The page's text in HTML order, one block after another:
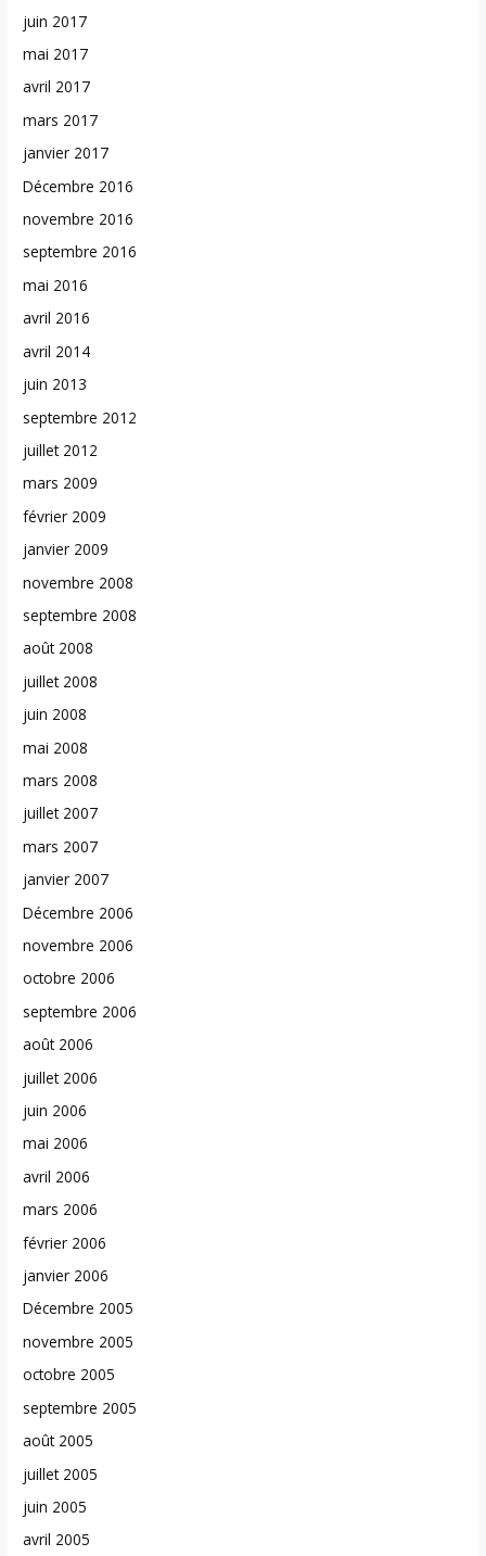
juin 2017
mai 2017
avril 2017
mars 2017
janvier 2017
Décembre 2016
novembre 2016
septembre 2016
mai 2016
avril 2016
avril 2014
juin 2013
septembre 2012
juillet 2012
mars 2009
février 2009
janvier 2009
novembre 2008
septembre 2008
août 2008
juillet 2008
juin 2008
mai 2008
mars 2008
juillet 2007
mars 2007
janvier 2007
Décembre 2006
novembre 2006
octobre 2006
septembre 2006
août 2006
juillet 2006
juin 2006
mai 2006
avril 2006
mars 2006
février 2006
janvier 2006
Décembre 2005
novembre 2005
octobre 2005
septembre 2005
août 2005
juillet 2005
juin 2005
avril 2005